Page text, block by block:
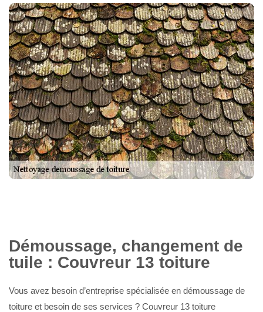
Démoussage, changement de
tuile : Couvreur 13 toiture
Vous avez besoin d’entreprise spécialisée en démoussage de
toiture et besoin de ses services ? Couvreur 13 toiture